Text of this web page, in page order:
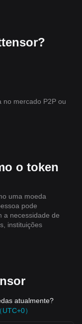
no mercado P2P ou
o token
uma moeda
pode
a necessidade de
instituições
atualmente?
）